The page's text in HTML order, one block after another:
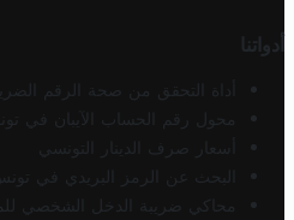
أدواتنا
أداة التحقق من صحة الرقم
محول رقم الحساب الآيبان في
أسعار صرف الدينار التونسي
البحث عن الرمز البريدي في تونس
محاكي ضريبة الدخل الشخصي